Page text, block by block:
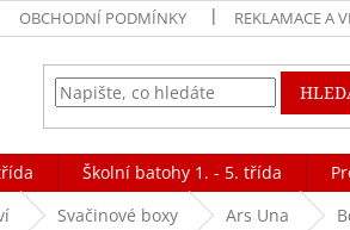
OBCHODNÍ PODMÍNKY REKLAMACE A
Školní batohy 1. - 5. třída
Svačinové boxy Ars Una